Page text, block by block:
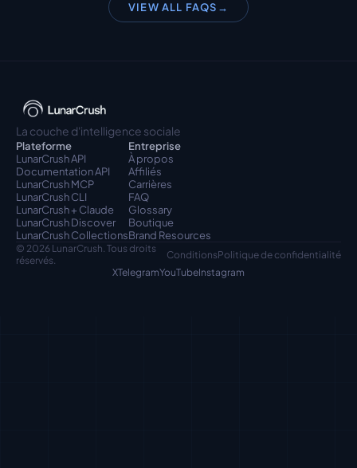
VIEW ALL FAQS →
La couche d'intelligence sociale
Plateforme
LunarCrush API
Documentation API
LunarCrush MCP
LunarCrush CLI
LunarCrush + Claude
LunarCrush Discover
LunarCrush Collections
Entreprise
À propos
Affiliés
Carrières
FAQ
Glossary
Boutique
Brand Resources
© 2026 LunarCrush. Tous droits
réservés.
ConditionsPolitique de confidentialité
XTelegramYouTubeInstagram